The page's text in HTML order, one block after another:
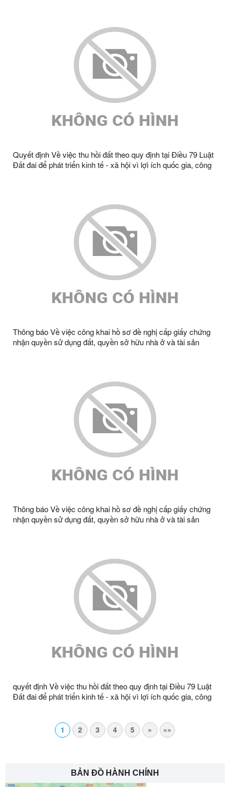
Quyết định Về việc thu hồi đất theo quy định tại Điều 79 Luật
Đất đai để phát triển kinh tế - xã hội vì lợi ích quốc gia, công
Thông báo Về việc công khai hồ sơ đề nghị cấp giấy chứng
nhận quyền sử dụng đất, quyền sở hữu nhà ở và tài sản
Thông báo Về việc công khai hồ sơ đề nghị cấp giấy chứng
nhận quyền sử dụng đất, quyền sở hữu nhà ở và tài sản
quyết định Về việc thu hồi đất theo quy định tại Điều 79 Luật
Đất đai để phát triển kinh tế - xã hội vì lợi ích quốc gia, công
Định năm 2022 ông Nông Văn Chấn, thôn Kéo Lày, xã Tràng
Định, tỉnh Lạng Sơn
1 2 3 4 5 » »»
BẢN ĐỒ HÀNH CHÍNH